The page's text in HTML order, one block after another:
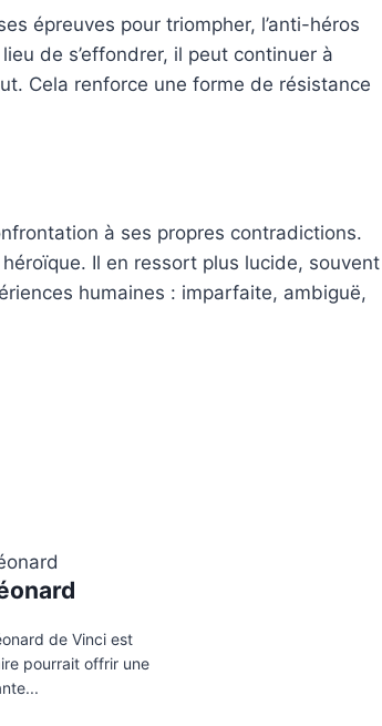
épreuves pour triompher, l’anti-héros
de s’effondrer, il peut continuer à
Cela renforce une forme de résistance
à ses propres contradictions.
Il en ressort plus lucide, souvent
humaines : imparfaite, ambiguë,
de Vinci est
pourrait offrir une